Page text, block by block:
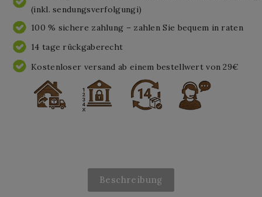
(inkl. sendungsverfolgungi)
100 % sichere zahlung – zahlen Sie bequem in raten
14 tage rückgaberecht
Kostenloser versand ab einem bestellwert von 29€
Beschreibung